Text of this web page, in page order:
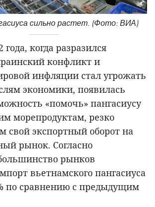
сильно растет. (Фото: ВИА)
года, когда разразился
конфликт и
инфляции стал угрожать
экономики, появилась
«помочь» пангасиусу
морепродуктам, резко
свой экспортный оборот на
рынок. Согласно
рынков
вьетнамского пангасиуса
по сравнению с предыдущим